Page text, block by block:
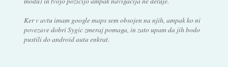
Ker v avtu imam google maps sem obsojen na njih, ampak ko ni
povezave dobri Sygic zmeraj pomaga, in zato upam da jih bodo
pustili do android auta enkrat.